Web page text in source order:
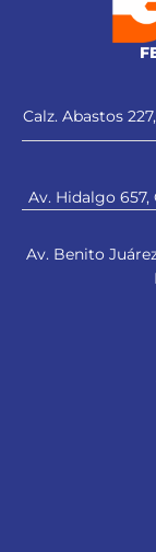
Calz. Abastos
Av. Hidalgo
Av. Benito